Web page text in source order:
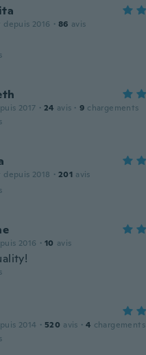
depuis 2016 · 86 avis
2017 · 24 avis · 9 chargements
depuis 2018 · 201 avis
2016 · 10 avis
2014 · 520 avis · 4 chargements